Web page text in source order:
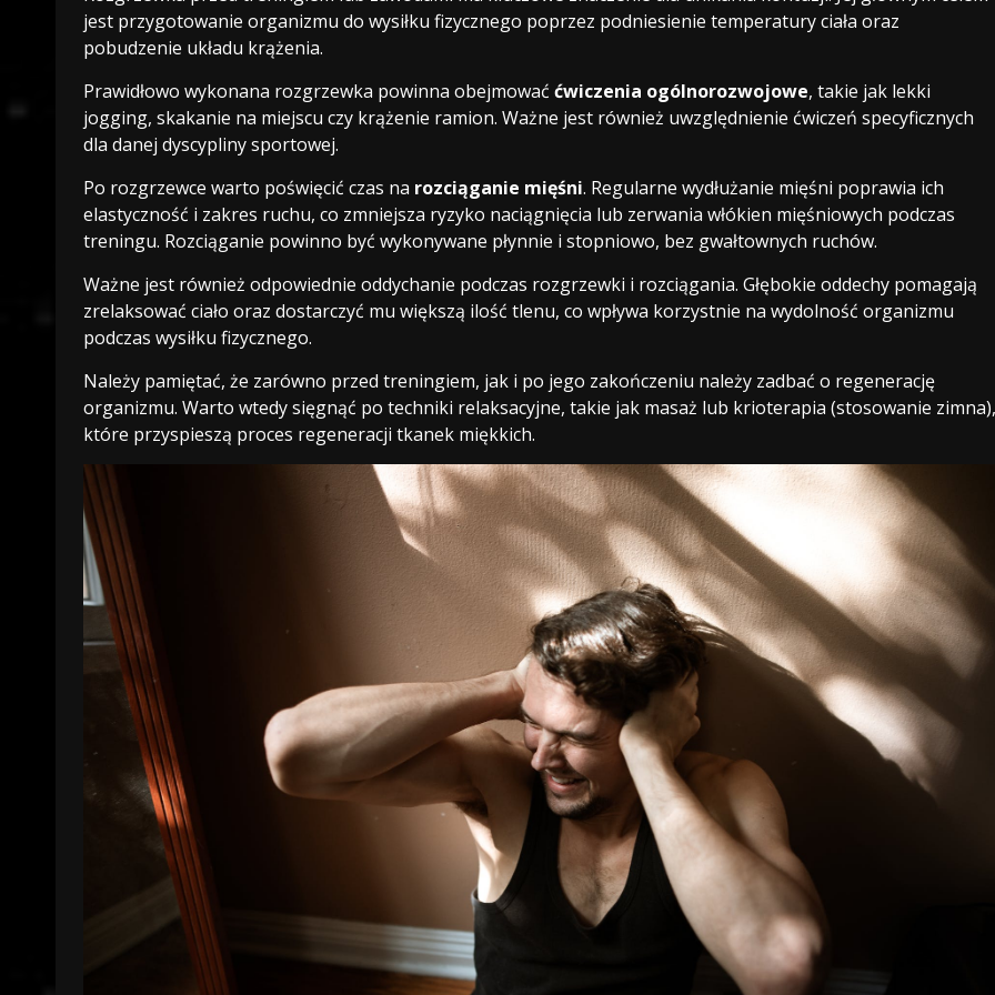
jest przygotowanie organizmu do wysiłku fizycznego poprzez podniesienie temperatury ciała oraz
pobudzenie układu krążenia.
Prawidłowo wykonana rozgrzewka powinna obejmować ćwiczenia ogólnorozwojowe, takie jak lekki
jogging, skakanie na miejscu czy krążenie ramion. Ważne jest również uwzględnienie ćwiczeń specyficznych
dla danej dyscypliny sportowej.
Po rozgrzewce warto poświęcić czas na rozciąganie mięśni. Regularne wydłużanie mięśni poprawia ich
elastyczność i zakres ruchu, co zmniejsza ryzyko naciągnięcia lub zerwania włókien mięśniowych podczas
treningu. Rozciąganie powinno być wykonywane płynnie i stopniowo, bez gwałtownych ruchów.
Ważne jest również odpowiednie oddychanie podczas rozgrzewki i rozciągania. Głębokie oddechy pomagają
zrelaksować ciało oraz dostarczyć mu większą ilość tlenu, co wpływa korzystnie na wydolność organizmu
podczas wysiłku fizycznego.
Należy pamiętać, że zarówno przed treningiem, jak i po jego zakończeniu należy zadbać o regenerację
organizmu. Warto wtedy sięgnąć po techniki relaksacyjne, takie jak masaż lub krioterapia (stosowanie zimna),
które przyspieszą proces regeneracji tkanek miękkich.